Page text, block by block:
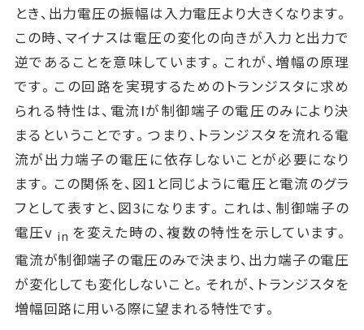
とき、出力電圧の振幅は入力電圧より大きくなります。
この時、マイナスは電圧の変化の向きが入力と出力で
逆であることを意味しています。これが、増幅の原理
です。この回路を実現するためのトランジスタに求め
られる特性は、電流Iが制御端子の電圧のみにより決
まるということです。つまり、トランジスタを流れる電
流が出力端子の電圧に依存しないことが必要になり
ます。この関係を、図1と同じように電圧と電流のグラ
フとして表すと、図3になります。これは、制御端子の
電圧v in を変えた時の、複数の特性を示しています。
電流が制御端子の電圧のみで決まり、出力端子の電圧
が変化しても変化しないこと。それが、トランジスタを
増幅回路に用いる際に望まれる特性です。